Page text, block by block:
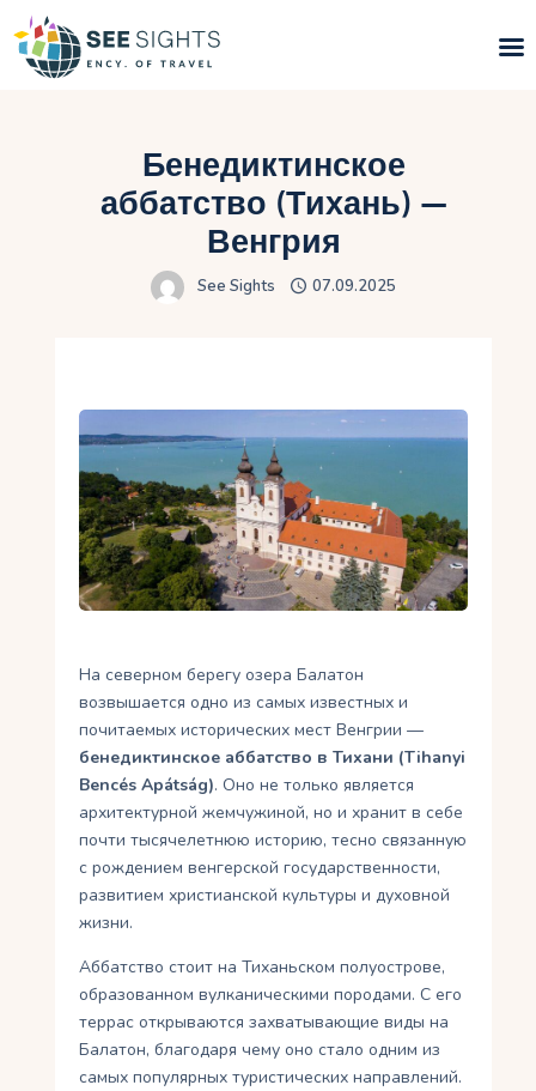
Горящие туры
Блог
Контакты
Укр
Бенедиктинское
аббатство (Тихань) —
Венгрия
See Sights 07.09.2025
На северном берегу озера Балатон
возвышается одно из самых известных и
почитаемых исторических мест Венгрии —
бенедиктинское аббатство в Тихани (Tihanyi
Bencés Apátság). Оно не только является
архитектурной жемчужиной, но и хранит в себе
почти тысячелетнюю историю, тесно связанную
с рождением венгерской государственности,
развитием христианской культуры и духовной
жизни.
Аббатство стоит на Тиханьском полуострове,
образованном вулканическими породами. С его
террас открываются захватывающие виды на
Балатон, благодаря чему оно стало одним из
самых популярных туристических направлений.